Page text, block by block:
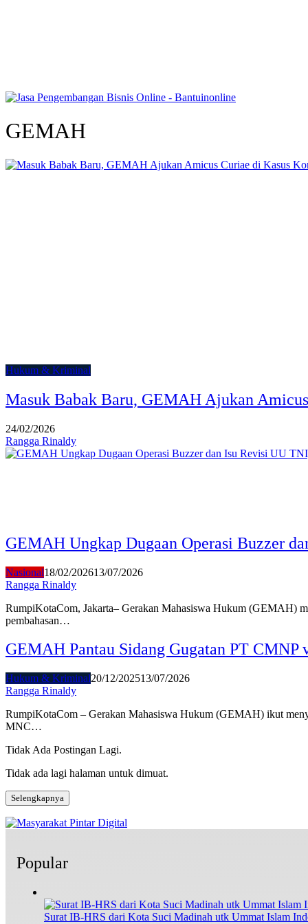
GEMAH
Hukum & Kriminal
Masuk Babak Baru, GEMAH Ajukan
24/02/2026
Rangga Rinaldy
GEMAH Ungkap Dugaan Operasi Buzzer
Nasional18/02/202613/07/2026
Rangga Rinaldy
RumpiKotaCom, Jakarta– Gerakan Mahasiswa Hukum (GEMAH)
pembahasan…
GEMAH Pantau Sidang Gugatan PT
Hukum & Kriminal20/12/202513/07/2026
Rangga Rinaldy
RumpiKotaCom – Gerakan Mahasiswa Hukum (GEMAH) ikut
MNC…
Tidak Ada Postingan Lagi.
Tidak ada lagi halaman untuk dimuat.
Selengkapnya
Popular
Surat IB-HRS dari Kota Suci Madinah utk Ummat Islam